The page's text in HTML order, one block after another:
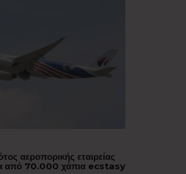
αεροπορικής εταιρείας
από 70.000 χάπια ecstasy